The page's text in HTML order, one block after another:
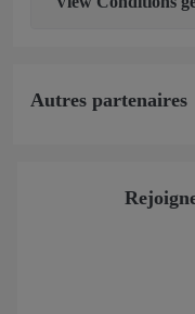
Autres partenaires